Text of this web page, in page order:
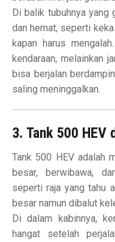
Di balik tubuhnya yang
dan hemat, seperti
kapan harus
kendaraan, melainkan
bisa berjalan
saling meninggalkan.
3. Tank 500 HEV
Tank 500 HEV adalah
besar, berwibawa,
seperti raja yang tahu
besar namun dibalut
Di dalam kabinnya,
hangat setelah